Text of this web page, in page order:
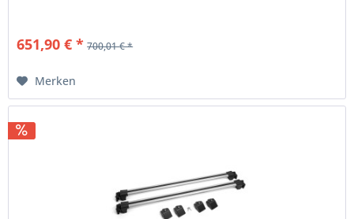
651,90 € * 700,01 € *
Merken